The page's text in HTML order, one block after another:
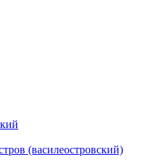
(василеостровский)